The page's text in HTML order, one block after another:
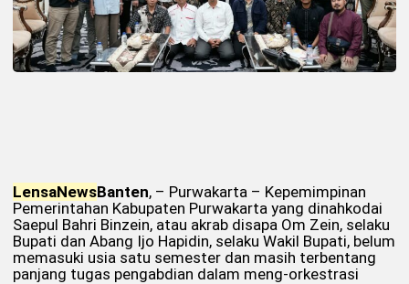
LensaNewsBanten, – Purwakarta – Kepemimpinan
Pemerintahan Kabupaten Purwakarta yang dinahkodai
Saepul Bahri Binzein, atau akrab disapa Om Zein, selaku
Bupati dan Abang Ijo Hapidin, selaku Wakil Bupati, belum
memasuki usia satu semester dan masih terbentang
panjang tugas pengabdian dalam meng-orkestrasi